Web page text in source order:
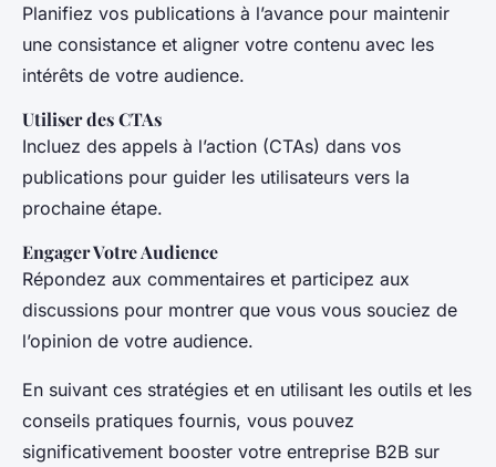
Planifiez vos publications à l’avance pour maintenir
une consistance et aligner votre contenu avec les
intérêts de votre audience.
Utiliser des CTAs
Incluez des appels à l’action (CTAs) dans vos
publications pour guider les utilisateurs vers la
prochaine étape.
Engager Votre Audience
Répondez aux commentaires et participez aux
discussions pour montrer que vous vous souciez de
l’opinion de votre audience.
En suivant ces stratégies et en utilisant les outils et les
conseils pratiques fournis, vous pouvez
significativement booster votre entreprise B2B sur